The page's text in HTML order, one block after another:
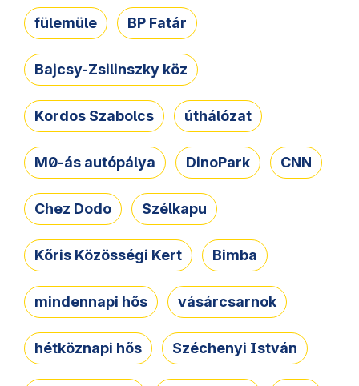
fülemüle BP Fatár
Bajcsy-Zsilinszky köz
Kordos Szabolcs úthálózat
M0-ás autópálya DinoPark CNN
Chez Dodo Szélkapu
Kőris Közösségi Kert Bimba
mindennapi hős vásárcsarnok
hétköznapi hős Széchenyi István